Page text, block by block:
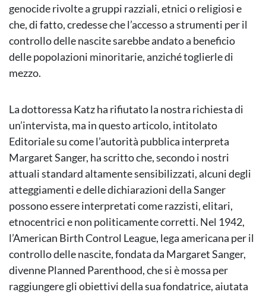
genocide rivolte a gruppi razziali, etnici o religiosi e
che, di fatto, credesse che l’accesso a strumenti per il
controllo delle nascite sarebbe andato a beneficio
delle popolazioni minoritarie, anziché toglierle di
mezzo.
La dottoressa Katz ha rifiutato la nostra richiesta di
un’intervista, ma in questo articolo, intitolato
Editoriale su come l’autorità pubblica interpreta
Margaret Sanger, ha scritto che, secondo i nostri
attuali standard altamente sensibilizzati, alcuni degli
atteggiamenti e delle dichiarazioni della Sanger
possono essere interpretati come razzisti, elitari,
etnocentrici e non politicamente corretti. Nel 1942,
l’American Birth Control League, lega americana per il
controllo delle nascite, fondata da Margaret Sanger,
divenne Planned Parenthood, che si è mossa per
raggiungere gli obiettivi della sua fondatrice, aiutata